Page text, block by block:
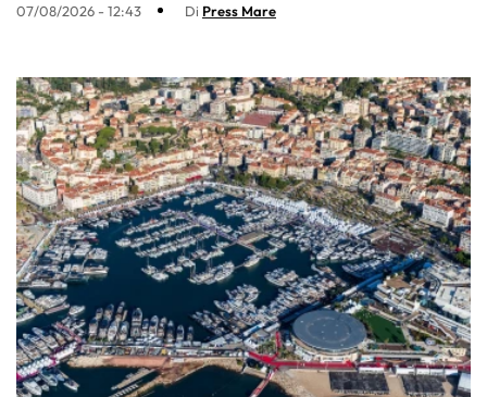
07/08/2026 - 12:43 Di Press Mare